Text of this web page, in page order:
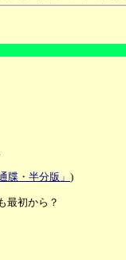
牒・半分版」)
最初から？